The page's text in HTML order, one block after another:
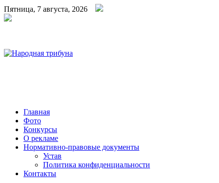
Пятница, 7 августа, 2026
Главная
Фото
Конкурсы
О рекламе
Нормативно-правовые документы
Устав
Политика конфиденциальности
Контакты